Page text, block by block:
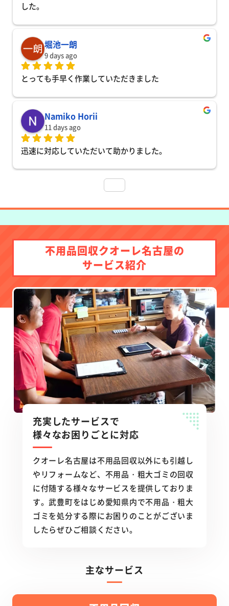
した。
堀池一朗
9 days ago
とっても手早く作業していただきました
Namiko Horii
11 days ago
迅速に対応していただいて助かりました。
不用品回収クオーレ名古屋の
サービス紹介
充実したサービスで
様々なお困りごとに対応
クオーレ名古屋は不用品回収以外にも引越し
やリフォームなど、不用品・粗大ゴミの回収
に付随する様々なサービスを提供しておりま
す。武豊町をはじめ愛知県内で不用品・粗大
ゴミを処分する際にお困りのことがございま
したらぜひご相談ください。
主なサービス